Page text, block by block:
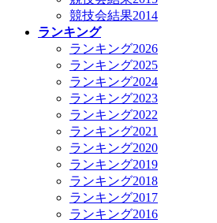
競技会結果2014
ランキング
ランキング2026
ランキング2025
ランキング2024
ランキング2023
ランキング2022
ランキング2021
ランキング2020
ランキング2019
ランキング2018
ランキング2017
ランキング2016